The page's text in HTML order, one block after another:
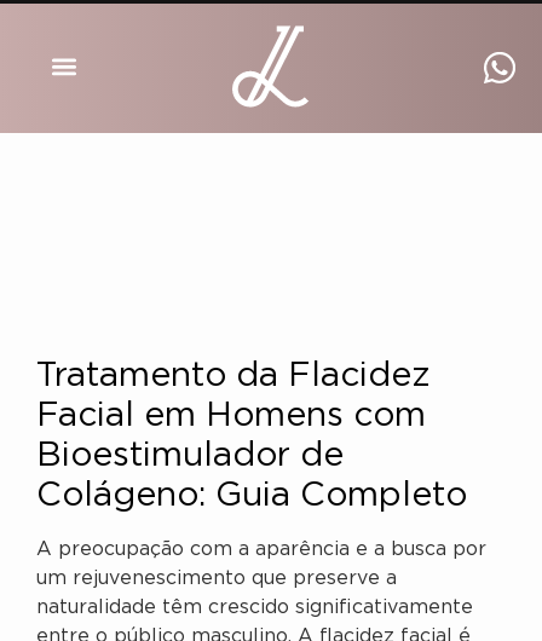
Tratamento da Flacidez
Facial em Homens com
Bioestimulador de
Colágeno: Guia Completo
A preocupação com a aparência e a busca por
um rejuvenescimento que preserve a
naturalidade têm crescido significativamente
entre o público masculino. A flacidez facial é